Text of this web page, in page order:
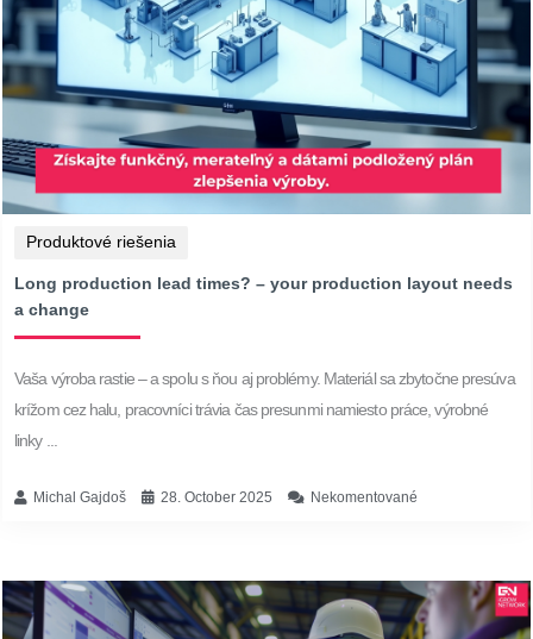
Produktové riešenia
Long production lead times? – your production layout needs
a change
Vaša výroba rastie – a spolu s ňou aj problémy. Materiál sa zbytočne presúva
krížom cez halu, pracovníci trávia čas presunmi namiesto práce, výrobné
linky ...
Michal Gajdoš 28. October 2025 Nekomentované